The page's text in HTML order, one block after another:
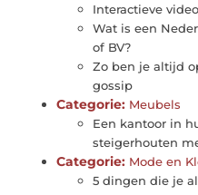
Interactieve
Wat is een
of BV?
Zo ben je altijd
gossip
Categorie: Meubels
Een kantoor in
steigerhouten
Categorie: Mode en
5 dingen die je